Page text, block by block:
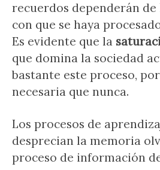
recuerdos dependerán de
con que se haya
Es evidente que la
que domina la sociedad
bastante este proceso,
necesaria que nunca.
Los procesos de
desprecian la memoria
proceso de información